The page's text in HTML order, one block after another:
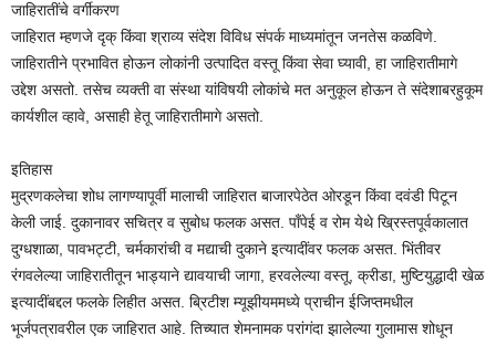
जाहिरातींचे वर्गीकरण
जाहिरात म्हणजे दृक् किंवा श्राव्य संदेश विविध संपर्क माध्यमांतून जनतेस कळविणे.
जाहिरातीने प्रभावित होऊन लोकांनी उत्पादित वस्तू किंवा सेवा घ्यावी, हा जाहिरातीमागे
उद्देश असतो. तसेच व्यक्ती वा संस्था यांविषयी लोकांचे मत अनुकूल होऊन ते संदेशाबरहुकूम
कार्यशील व्हावे, असाही हेतू जाहिरातीमागे असतो.
इतिहास
मुद्रणकलेचा शोध लागण्यापूर्वी मालाची जाहिरात बाजारपेठेत ओरडून किंवा दवंडी पिटून
केली जाई. दुकानावर सचित्र व सुबोध फलक असत. पाँपेई व रोम येथे ख्रिस्तपूर्वकालात
दुग्धशाळा, पावभट्टी, चर्मकारांची व मद्याची दुकाने इत्यादींवर फलक असत. भिंतीवर
रंगवलेल्या जाहिरातीतून भाड्याने द्यावयाची जागा, हरवलेल्या वस्तू, क्रीडा, मुष्टियुद्धादी खेळ
इत्यादींबद्दल फलके लिहीत असत. ब्रिटीश म्यूझीयममध्ये प्राचीन ईजिप्तमधील
भूर्जपत्रावरील एक जाहिरात आहे. तिच्यात शेमनामक परांगंदा झालेल्या गुलामास शोधून